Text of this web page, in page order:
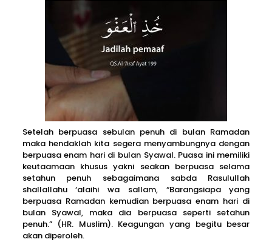
Setelah berpuasa sebulan penuh di bulan Ramadan
maka hendaklah kita segera menyambungnya dengan
berpuasa enam hari di bulan Syawal. Puasa ini memiliki
keutaamaan khusus yakni seakan berpuasa selama
setahun penuh sebagaimana sabda Rasulullah
shallallahu ‘alaihi wa sallam, “Barangsiapa yang
berpuasa Ramadan kemudian berpuasa enam hari di
bulan Syawal, maka dia berpuasa seperti setahun
penuh.” (HR. Muslim). Keagungan yang begitu besar
akan diperoleh.